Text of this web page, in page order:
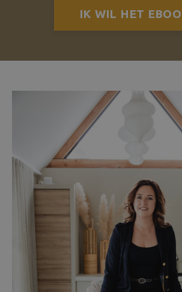
IK WIL HET